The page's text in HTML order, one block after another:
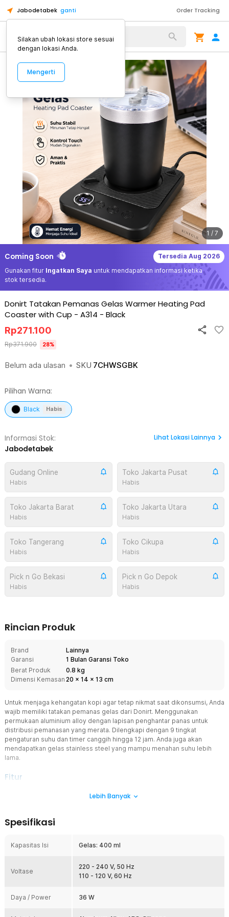
Jabodetabek ganti Order Tracking
Alat Kopi
1 / 7
Coming Soon Tersedia Aug 2026
Gunakan fitur Ingatkan Saya untuk mendapatkan informasi ketika
stok tersedia.
Donirt Tatakan Pemanas Gelas Warmer Heating Pad
Coaster with Cup - A314 - Black
Belum ada ulasan • SKU 7CHWSGBK
Rp271.100
Rp371.900 28%
Pilihan Warna:
Black Habis
Informasi Stok:
Jabodetabek
Lihat Lokasi Lainnya
Gudang Online
Habis
Toko Jakarta Pusat
Habis
Toko Jakarta Barat
Habis
Toko Jakarta Utara
Habis
Toko Tangerang
Habis
Toko Cikupa
Habis
Pick n Go Bekasi
Habis
Pick n Go Depok
Habis
Rincian Produk
Brand
Lainnya
Garansi
1 Bulan Garansi Toko
Berat Produk
0.8 kg
Dimensi Kemasan 20 x 14 x 13 cm
Untuk menjaga kehangatan kopi agar tetap nikmat saat dikonsumsi, Anda
wajib memiliki tatakan pemanas gelas dari Donirt. Menggunakan
permukaan aluminium alloy dengan lapisan penghantar panas untuk
distribusi pemanasan yang merata. Dilengkapi dengan 9 tingkat
pengaturan suhu dan timer canggih hingga 12 jam. Anda juga akan
mendapatkan gelas stainless steel yang mampu menahan suhu lebih
lama.
Fitur
Jaga Kehangatan Durasi Lama
Tersedia 9 tingkat pengaturan suhu sehingga dapat disesuaikan
Panas Secara Merata
penghantar panas sehingga distribusi panas menjadi lebih cepat
dan merata. Desain ini membantu proses pemanasan berlangsung
gelas atau cangkir yang kompatibel.
Lebih Banyak
Spesifikasi
Kapasitas Isi Gelas: 400 ml
Voltase
220 - 240 V, 50 Hz
110 - 120 V, 60 Hz
Daya / Power 36 W
Silakan ubah lokasi store sesuai
dengan lokasi Anda.
Mengerti